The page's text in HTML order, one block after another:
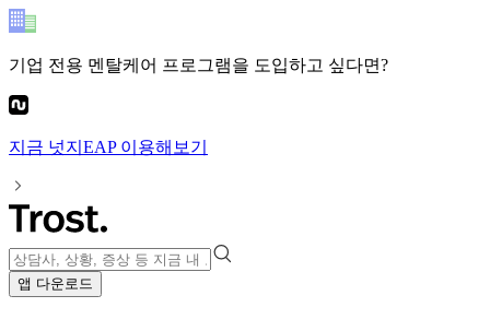
기업 전용 멘탈케어 프로그램을 도입하고 싶다면?
지금 넛지EAP이용해보기
앱 다운로드